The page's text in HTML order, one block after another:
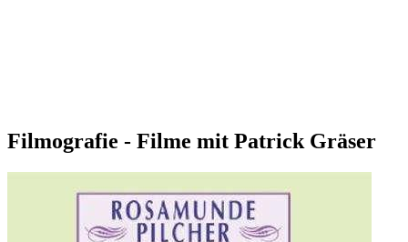
Filmografie - Filme mit Patrick Gräser